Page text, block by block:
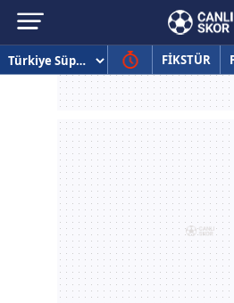
FİKSTÜR